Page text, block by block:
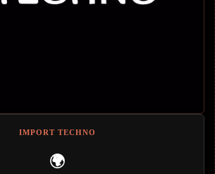
IMPORT TECHNO
🌍